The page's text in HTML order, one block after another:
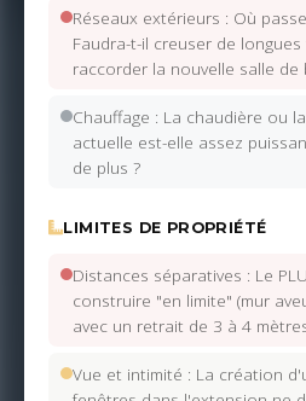
Réseaux extérieurs : Où
Faudra-t-il creuser de
raccorder la nouvelle salle de
Chauffage : La chaudière ou
actuelle est-elle assez
de plus ?
LIMITES DE PROPRIÉTÉ
Distances séparatives : Le
construire "en limite" (mur
avec un retrait de 3 à 4
Vue et intimité : La création